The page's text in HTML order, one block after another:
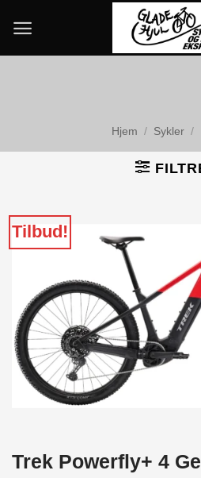
content
Hjem / Sykler /
Tilbud!
Trek Powerfly+ 4